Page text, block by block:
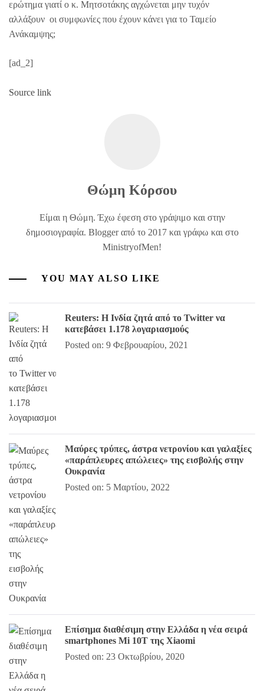
ερώτημα γιατί ο κ. Μητσοτάκης αγχώνεται μην τυχόν
αλλάξουν οι συμφωνίες που έχουν κάνει για το Ταμείο
Ανάκαμψης;
[ad_2]
Source link
Θώμη Κόρσου
Είμαι η Θώμη. Έχω έφεση στο γράψιμο και στην
δημοσιογραφία. Blogger από το 2017 και γράφω και στο
MinistryofMen!
YOU MAY ALSO LIKE
Reuters: Η Ινδία ζητά από το Twitter να
κατεβάσει 1.178 λογαριασμούς
Posted on: 9 Φεβρουαρίου, 2021
Mαύρες τρύπες, άστρα νετρονίου και γαλαξίες
«παράπλευρες απώλειες» της εισβολής στην
Ουκρανία
Posted on: 5 Μαρτίου, 2022
Επίσημα διαθέσιμη στην Ελλάδα η νέα σειρά
smartphones Mi 10T της Xiaomi
Posted on: 23 Οκτωβρίου, 2020